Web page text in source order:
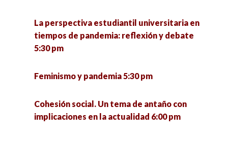
La perspectiva estudiantil universitaria en
tiempos de pandemia: reflexión y debate
5:30 pm
Feminismo y pandemia 5:30 pm
Cohesión social. Un tema de antaño con
implicaciones en la actualidad 6:00 pm